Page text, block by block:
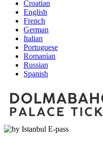
Croatian
English
French
German
Italian
Portuguese
Romanian
Russian
Spanish